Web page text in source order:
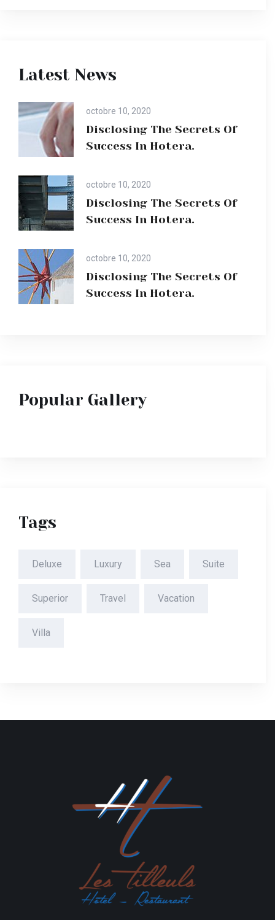
Latest News
octobre 10, 2020
Disclosing The Secrets Of
Success In Hotera.
octobre 10, 2020
Disclosing The Secrets Of
Success In Hotera.
octobre 10, 2020
Disclosing The Secrets Of
Success In Hotera.
Popular Gallery
Tags
Deluxe Luxury Sea Suite
Superior Travel Vacation
Villa